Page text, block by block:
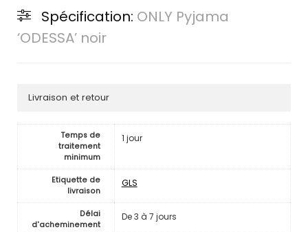
Spécification: ONLY Pyjama
‘ODESSA’ noir
Livraison et retour
Temps de
traitement
minimum
1 jour
Etiquette de
livraison
GLS
Délai
d'acheminement
De 3 à 7 jours